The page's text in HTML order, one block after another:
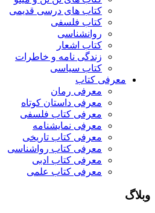
کتاب های درسی قدیمی
کتاب فلسفی
روانشناسی
کتاب اشعار
زندگی نامه و خاطرات
کتاب سیاسی
معرفی کتاب
معرفی رمان
معرفی داستان کوتاه
معرفی کتاب فلسفی
معرفی نمایشنامه
معرفی کتاب تاریخی
معرفی کتاب رواشناسی
معرفی کتاب ادبی
معرفی کتاب علمی
وبلاگ